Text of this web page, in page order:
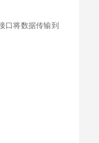
口将数据传输到